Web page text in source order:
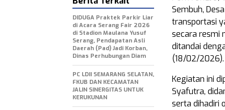
Sembuh,
transportasi
secara resmi
ditandai
(18/02/2026).
Kegiatan ini
Syafutra,
serta dihadiri
DIDUGA Praktek Parkir Liar
di Acara Serang Fair 2026
di Stadion Maulana Yusuf
Serang, Pendapatan Asli
Daerah (Pad) Jadi Korban,
Dinas Perhubungan Diam
PC LDII SEMARANG SELATAN,
FKUB DAN KECAMATAN
JALIN SINERGITAS UNTUK
KERUKUNAN